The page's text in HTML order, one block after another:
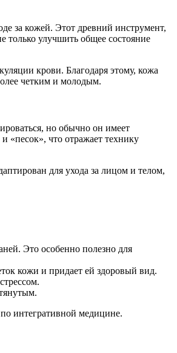
за кожей. Этот древний инструмент,
только улучшить общее состояние
крови. Благодаря этому, кожа
четким и молодым.
но обычно он имеет
«песок», что отражает технику
для ухода за лицом и телом,
Это особенно полезно для
кожи и придает ей здоровый вид.
интегративной медицине.